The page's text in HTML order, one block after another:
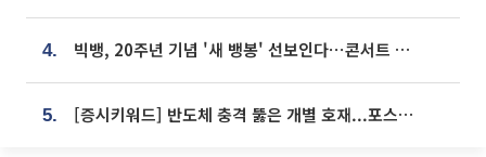
4. 빅뱅, 20주년 기념 '새 뱅봉' 선보인다⋯콘서트 앞두고 팝업 개최
5. [증시키워드] 반도체 충격 뚫은 개별 호재...포스코퓨처엠·에코프로·한화솔루션 '눈길'